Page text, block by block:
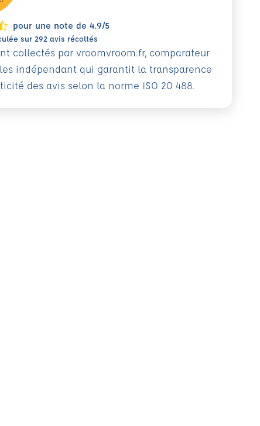
pour une note de 4.9/5
sur 292 avis récoltés
collectés par vroomvroom.fr, comparateur
indépendant qui garantit la transparence
des avis selon la norme ISO 20 488.